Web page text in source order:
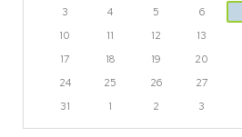
3
4 5 6
10
11 12 13
17
18 19 20
24
25 26 27
31
1 2 3